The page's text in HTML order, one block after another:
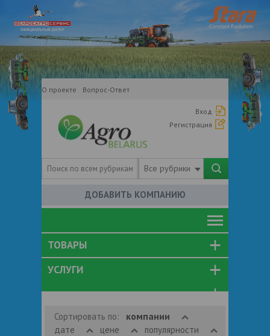
О проекте Вопрос-Ответ
Вход
Регистрация
Все рубрики
ДОБАВИТЬ КОМПАНИЮ
ТОВАРЫ
УСЛУГИ
Сортировать по: компании
дате цене популярности